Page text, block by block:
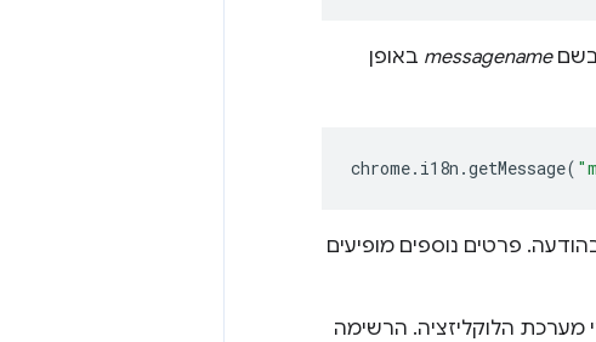
messagename באופן
chrome. i18n .getMessage(
שייכללו בהודעה. פרטים נוספים מופיעים
מערכת הלוקליזציה. הרשימה